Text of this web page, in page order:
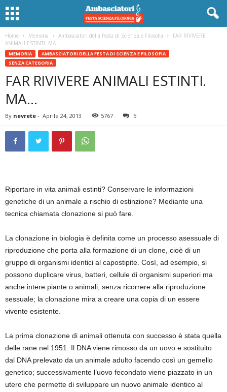
Home Memoria Ambasciatori della Festa di Scienza e Filosofia
FAR RIVIVERE
ANIMALI ESTINTI. MA…
MEMORIA
AMBASCIATORI DELLA FESTA DI SCIENZA E FILOSOFIA
SENZA CATEGORIA
FAR RIVIVERE ANIMALI ESTINTI.
MA…
By nevrete - Aprile 24, 2013 5767 5
Riportare in vita animali estinti? Conservare le informazioni
genetiche di un animale a rischio di estinzione? Mediante una
tecnica chiamata clonazione si può fare.
La clonazione in biologia è definita come un processo asessuale di
riproduzione che porta alla formazione di un clone, cioè di un
gruppo di organismi identici al capostipite. Così, ad esempio, si
possono duplicare virus, batteri, cellule di organismi superiori ma
anche intere piante o animali, senza ricorrere alla riproduzione
sessuale; la clonazione mira a creare una copia di un essere
vivente esistente.
La prima clonazione di animali ottenuta con successo è stata quella
delle rane nel 1951. Il DNA viene rimosso da un uovo e sostituito
dal DNA prelevato da un animale adulto facendo così un gemello
genetico; successivamente l’uovo fecondato viene piazzato in un
utero che permette di sviluppare un nuovo animale identico al